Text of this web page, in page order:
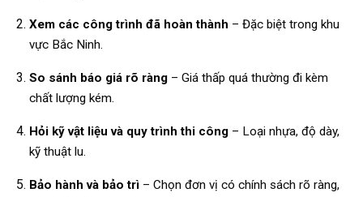
Xem các công trình đã hoàn thành – Đặc biệt trong khu
vực Bắc Ninh.
So sánh báo giá rõ ràng– Giá thấp quá thường đi kèm
chất lượng kém.
Hỏi kỹ vật liệu và quy trình thi công– Loại nhựa, độ dày,
kỹ thuật lu.
Bảo hành và bảo trì– Chọn đơn vị có chính sách rõ ràng,